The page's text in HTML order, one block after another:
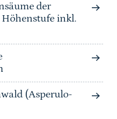
der
inkl.
(Asperulo-